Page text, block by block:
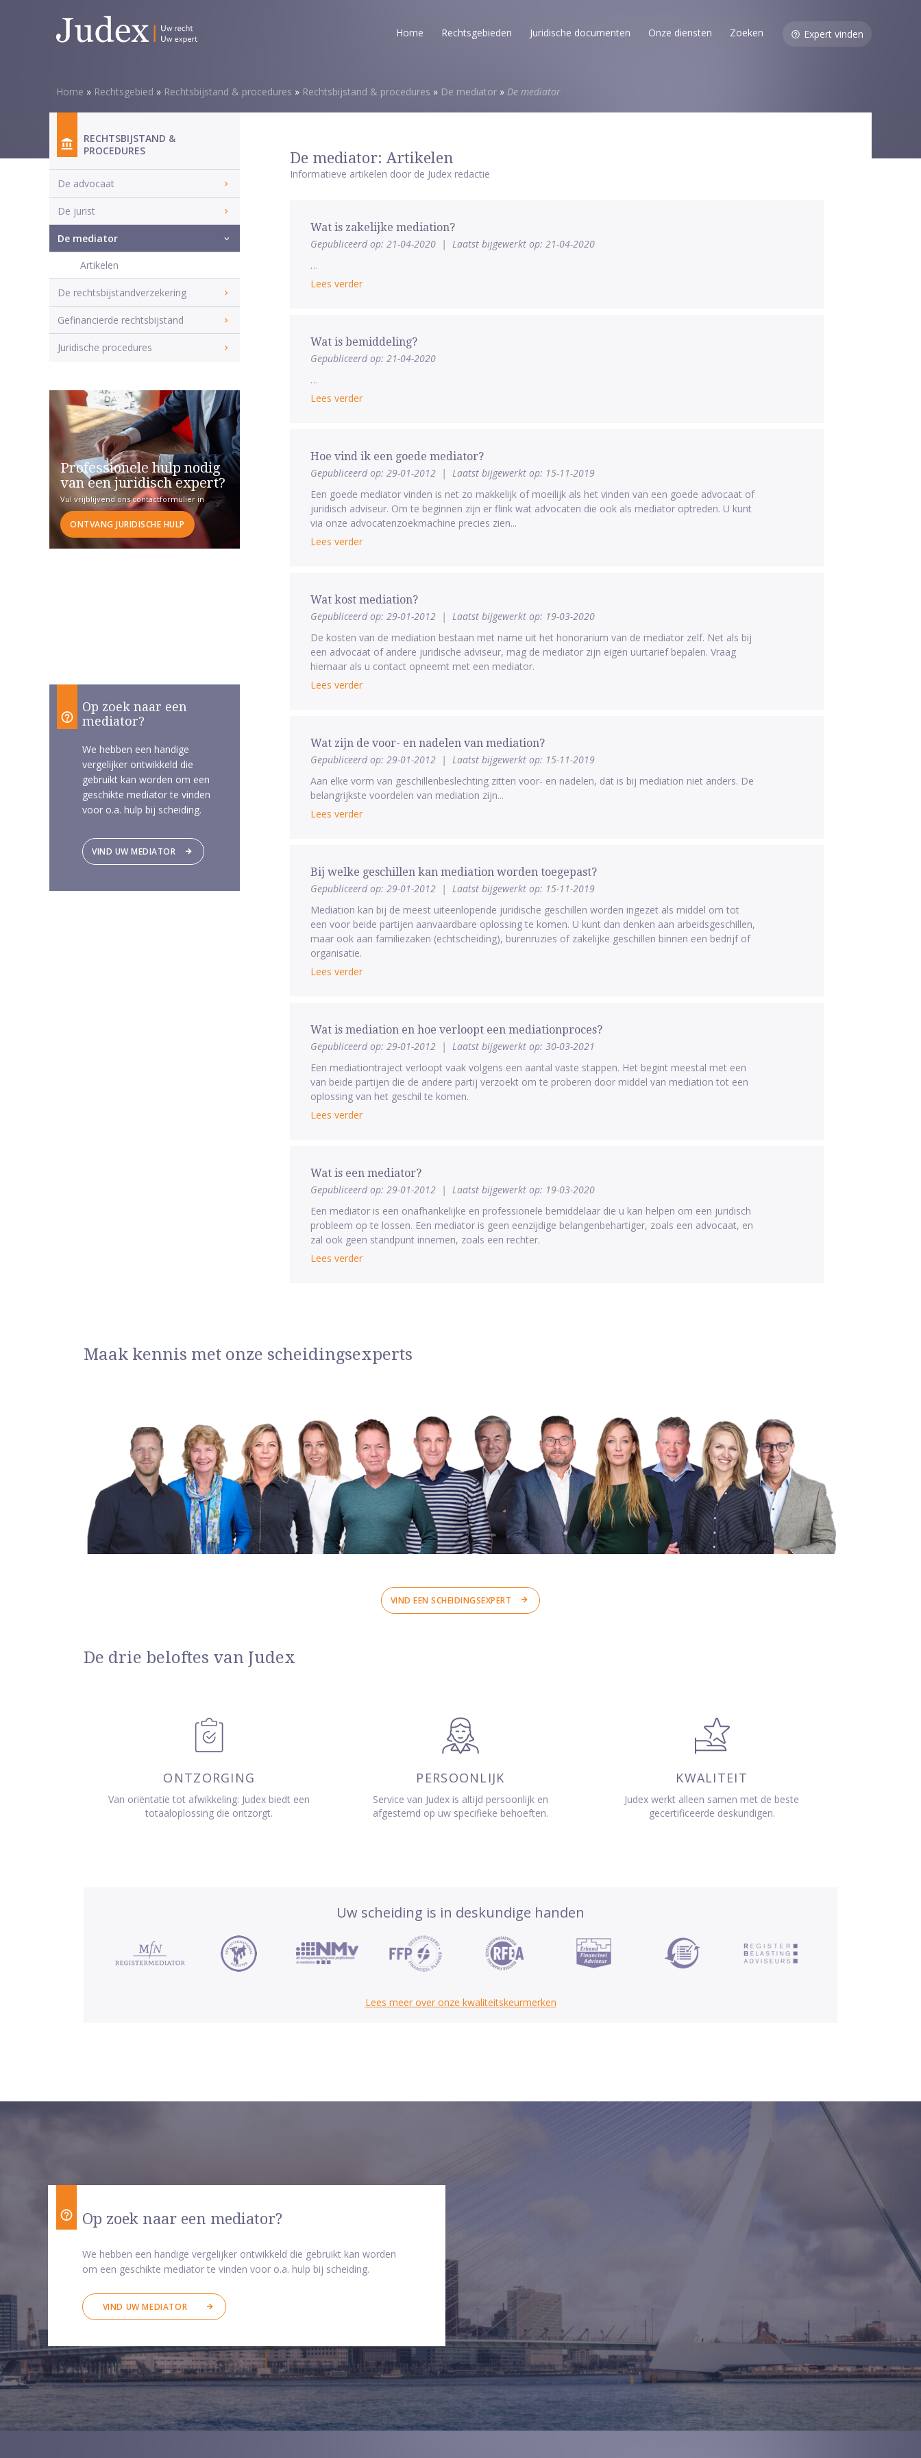
Home Rechtsgebieden Juridische documenten Onze diensten Zoeken Expert vinden
Home » Rechtsgebied » Rechtsbijstand & procedures » Rechtsbijstand & procedures » De mediator » De mediator
De mediator: Artikelen
Informatieve artikelen door de Judex redactie
Wat is zakelijke mediation?
Gepubliceerd op: 21-04-2020 | Laatst bijgewerkt op: 21-04-2020
…
Lees verder
Wat is bemiddeling?
Gepubliceerd op: 21-04-2020
…
Lees verder
Hoe vind ik een goede mediator?
Gepubliceerd op: 29-01-2012 | Laatst bijgewerkt op: 15-11-2019
Een goede mediator vinden is net zo makkelijk of moeilijk als het vinden van een goede advocaat of
juridisch adviseur. Om te beginnen zijn er flink wat advocaten die ook als mediator optreden. U kunt
via onze advocatenzoekmachine precies zien...
Lees verder
Wat kost mediation?
Gepubliceerd op: 29-01-2012 | Laatst bijgewerkt op: 19-03-2020
De kosten van de mediation bestaan met name uit het honorarium van de mediator zelf. Net als bij
een advocaat of andere juridische adviseur, mag de mediator zijn eigen uurtarief bepalen. Vraag
hiernaar als u contact opneemt met een mediator.
Lees verder
Wat zijn de voor- en nadelen van mediation?
Gepubliceerd op: 29-01-2012 | Laatst bijgewerkt op: 15-11-2019
Aan elke vorm van geschillenbeslechting zitten voor- en nadelen, dat is bij mediation niet anders. De
belangrijkste voordelen van mediation zijn...
Lees verder
Bij welke geschillen kan mediation worden toegepast?
Gepubliceerd op: 29-01-2012 | Laatst bijgewerkt op: 15-11-2019
Mediation kan bij de meest uiteenlopende juridische geschillen worden ingezet als middel om tot
een voor beide partijen aanvaardbare oplossing te komen. U kunt dan denken aan arbeidsgeschillen,
maar ook aan familiezaken (echtscheiding), burenruzies of zakelijke geschillen binnen een bedrijf of
organisatie.
Lees verder
Wat is mediation en hoe verloopt een mediationproces?
Gepubliceerd op: 29-01-2012 | Laatst bijgewerkt op: 30-03-2021
Een mediationtraject verloopt vaak volgens een aantal vaste stappen. Het begint meestal met een
van beide partijen die de andere partij verzoekt om te proberen door middel van mediation tot een
oplossing van het geschil te komen.
Lees verder
Wat is een mediator?
Gepubliceerd op: 29-01-2012 | Laatst bijgewerkt op: 19-03-2020
Een mediator is een onafhankelijke en professionele bemiddelaar die u kan helpen om een juridisch
probleem op te lossen. Een mediator is geen eenzijdige belangenbehartiger, zoals een advocaat, en
zal ook geen standpunt innemen, zoals een rechter.
Lees verder
RECHTSBIJSTAND &
PROCEDURES
De advocaat
De jurist
De mediator
Artikelen
De rechtsbijstandverzekering
Gefinancierde rechtsbijstand
Juridische procedures
Professionele hulp nodig
van een juridisch expert?
Vul vrijblijvend ons contactformulier in
ONTVANG JURIDISCHE HULP
Op zoek naar een
mediator?
We hebben een handige
vergelijker ontwikkeld die
gebruikt kan worden om een
geschikte mediator te vinden
voor o.a. hulp bij scheiding.
VIND UW MEDIATOR
Maak kennis met onze scheidingsexperts
VIND EEN SCHEIDINGSEXPERT
De drie beloftes van Judex
ONTZORGING
Van oriëntatie tot afwikkeling: Judex biedt een
totaaloplossing die ontzorgt.
PERSOONLIJK
Service van Judex is altijd persoonlijk en
afgestemd op uw specifieke behoeften.
KWALITEIT
Judex werkt alleen samen met de beste
gecertificeerde deskundigen.
Uw scheiding is in deskundige handen
Lees meer over onze kwaliteitskeurmerken
Op zoek naar een mediator?
We hebben een handige vergelijker ontwikkeld die gebruikt kan worden
om een geschikte mediator te vinden voor o.a. hulp bij scheiding.
VIND UW MEDIATOR